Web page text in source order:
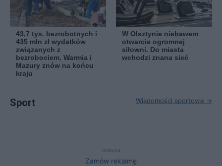
43,7 tys. bezrobotnych i
435 mln zł wydatków
związanych z
bezrobociem. Warmia i
Mazury znów na końcu
kraju
W Olsztynie niebawem
otwarcie ogromnej
siłowni. Do miasta
wchodzi znana sieć
Sport Wiadomości sportowe →
reklama
Zamów reklamę